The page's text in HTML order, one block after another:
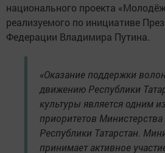
национального проекта
реализуемого по инициативе
Федерации Владимира Путина.
«Оказание поддержки
движению Республики
культуры является одним
приоритетов Министерства
Республики Татарстан.
принимает активное